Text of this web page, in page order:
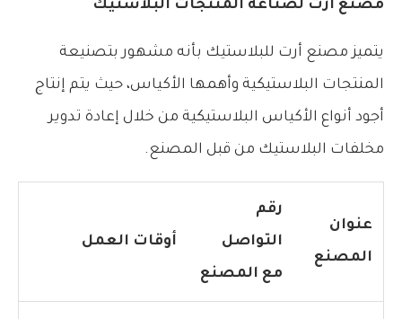
مصنع أرت لصناعة المنتجات البلاستيك
يتميز مصنع أرت للبلاستيك بأنه مشهور بتصنيعة
المنتجات البلاستيكية وأهمها الأكياس، حيث يتم إنتاج
أجود أنواع الأكياس البلاستيكية من خلال إعادة تدوير
مخلفات البلاستيك من قبل المصنع.
عنوان
المصنع
رقم
التواصل
مع المصنع
أوقات العمل